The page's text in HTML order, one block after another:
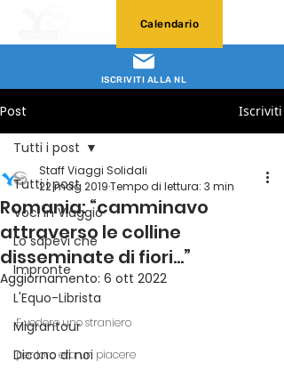
ISCRIVITI ALLA NL
Calendario
Post Iscriviti
Tutti i post
Voci in Viaggio
Lo sapevi che
Impronte
L'Equo-Librista
Migrantour
Dicono di noi
Tutti i post
Romania: “camminavo
attraverso le colline
disseminate di fiori…”
Staff Viaggi Solidali
22 mag 2019Tempo di lettura: 3 min
Aggiornamento: 6 ott 2022
E vedere uno straniero
per loro era un piacere